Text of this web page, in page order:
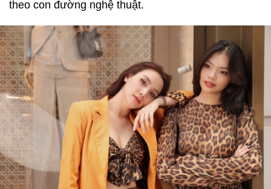
theo con đường nghệ thuật.